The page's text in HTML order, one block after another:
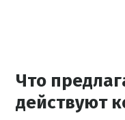
Что
действуют